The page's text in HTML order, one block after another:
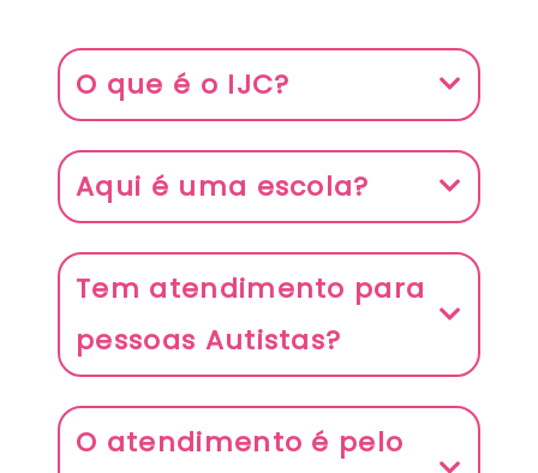
O que é o IJC?
Aqui é uma escola?
Tem atendimento para
pessoas Autistas?
O atendimento é pelo